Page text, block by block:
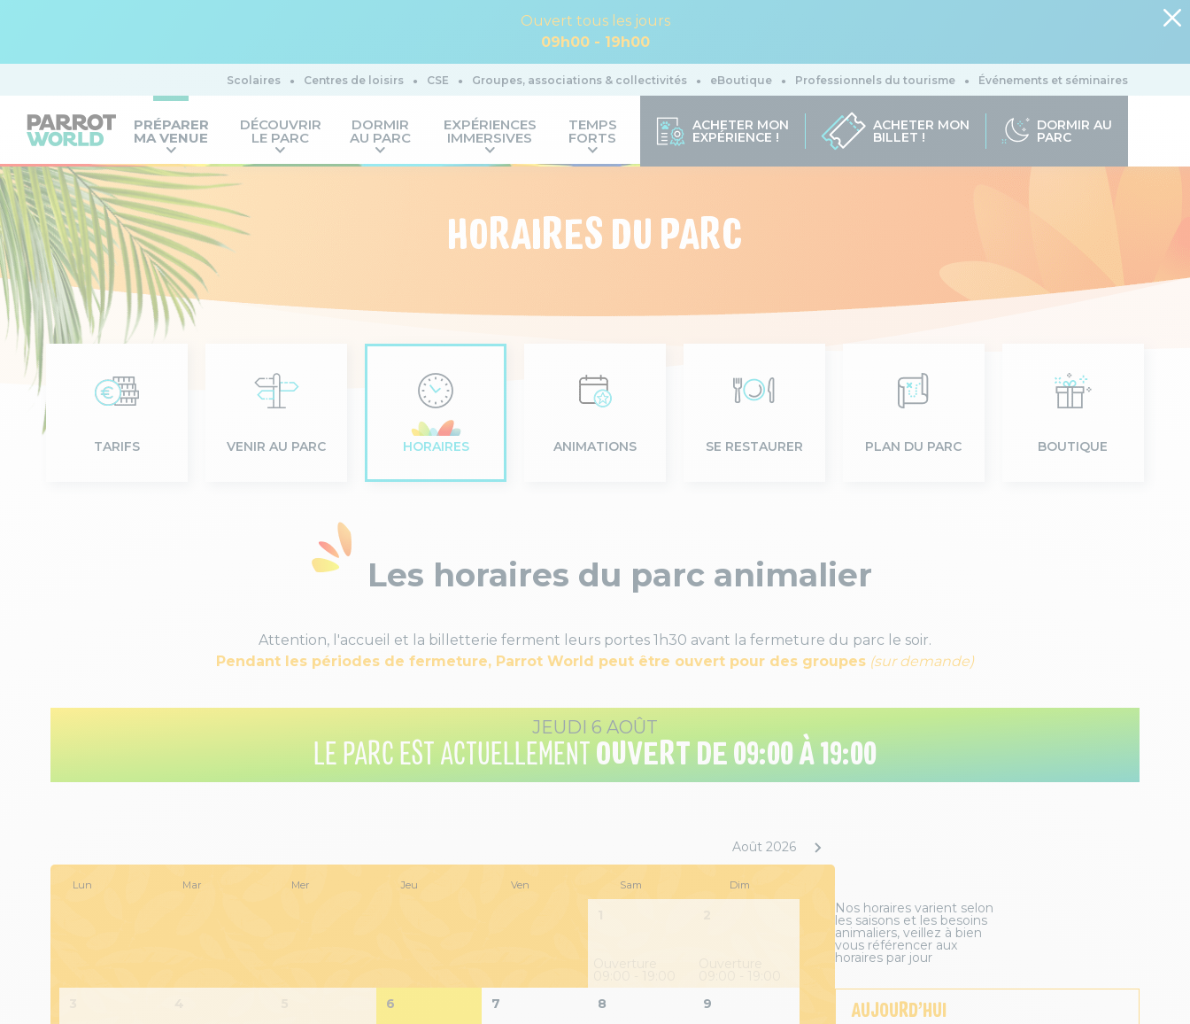
Ouvert tous les jours
09h00 - 19h00
Scolaires Centres de loisirs CSE Groupes, associations & collectivités eBoutique Professionnels du tourisme Événements et séminaires
PRÉPARER
MA VENUE
DÉCOUVRIR
LE PARC
DORMIR
AU PARC
EXPÉRIENCES
IMMERSIVES
TEMPS
FORTS
ACHETER MON
EXPÉRIENCE !
ACHETER MON
BILLET !
DORMIR AU
PARC
HORAIRES DU PARC
TARIFS VENIR AU PARC HORAIRES ANIMATIONS SE RESTAURER PLAN DU PARC BOUTIQUE
Les horaires du parc animalier
Attention, l'accueil et la billetterie ferment leurs portes 1h30 avant la fermeture du parc le soir.
Pendant les périodes de fermeture, Parrot World peut être ouvert pour des groupes (sur demande)
JEUDI 6 AOÛT
LE PARC EST ACTUELLEMENT OUVERT DE 09:00 À 19:00
Août 2026
Lun Mar Mer Jeu Ven Sam Dim
6 7 8 9
Nos horaires varient selon
les saisons et les besoins
animaliers, veillez à bien
vous référencer aux
horaires par jour
AUJOURD’HUI